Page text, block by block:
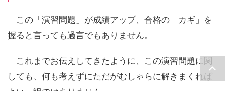
この「演習問題」が成績アップ、合格の「カギ」を
握ると言っても過言でもありません。
これまでお伝えしてきたように、この演習問題に関
しても、何も考えずにただがむしゃらに解きまくれば